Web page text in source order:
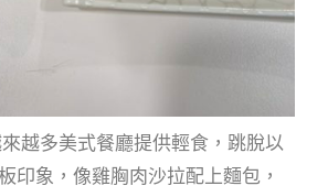
越多美式餐廳提供輕食，跳脫以
印象，像雞胸肉沙拉配上麵包，